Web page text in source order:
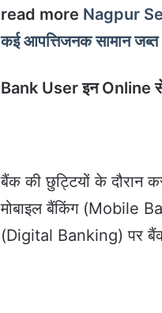
read more Nagpur
कई आपत्तिजनक सामान जब्त
Bank User इन Online
बैंक की छुट्टियों के दौरान
मोबाइल बैंकिंग (Mobile
(Digital Banking) पर बैंक